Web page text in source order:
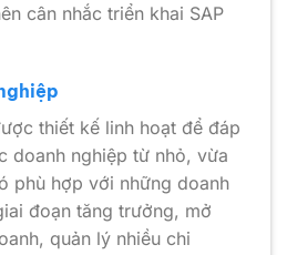
cân nhắc triển khai SAP
thiết kế linh hoạt để đáp
doanh nghiệp từ nhỏ, vừa
phù hợp với những doanh
đoạn tăng trưởng, mở
quản lý nhiều chi